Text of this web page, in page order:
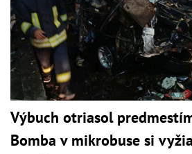
Výbuch otriasol
Bomba v mikrobuse si